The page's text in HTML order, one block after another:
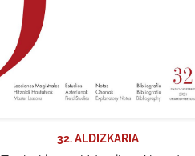
32. ALDIZKARIA